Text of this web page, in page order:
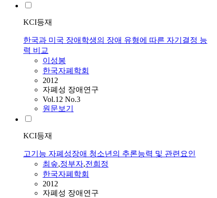
KCI등재
한국과 미국 장애학생의 장애 유형에 따른 자기결정 능
력 비교
이성봉
한국자폐학회
2012
자폐성 장애연구
Vol.12 No.3
원문보기
KCI등재
고기능 자폐성장애 청소년의 추론능력 및 관련요인
최숲,정부자,전희정
한국자폐학회
2012
자폐성 장애연구